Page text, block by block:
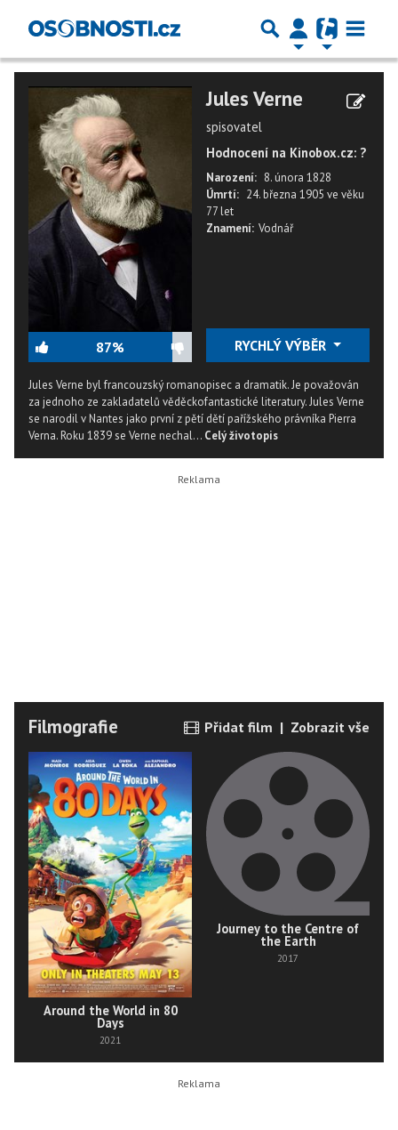
87%
Jules Verne
spisovatel
Hodnocení na Kinobox.cz: ?
Narození: 8. února 1828
Úmrtí: 24. března 1905 ve věku
77 let
Znamení: Vodnář
RYCHLÝ VÝBĚR
Jules Verne byl francouzský romanopisec a dramatik. Je považován
za jednoho ze zakladatelů věděckofantastické literatury. Jules Verne
se narodil v Nantes jako první z pětí dětí pařížského právníka Pierra
Verna. Roku 1839 se Verne nechal... Celý životopis
Filmografie Přidat film | Zobrazit vše
Around the World in 80
Days
2021
Journey to the Centre of
the Earth
2017